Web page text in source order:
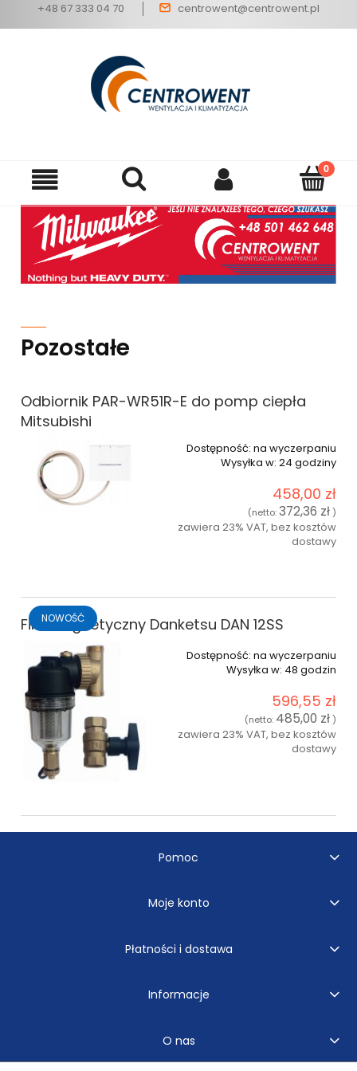
+48 67 333 04 70 centrowent@centrowent.pl
Pozostałe
Odbiornik PAR-WR51R-E do pomp ciepła
Mitsubishi
Dostępność: na wyczerpaniu
Wysyłka w: 24 godziny
458,00 zł
(netto:372,36 zł)
zawiera 23% VAT, bez kosztów
dostawy
Filtr Magnetyczny Danketsu DAN 12SS
Dostępność: na wyczerpaniu
Wysyłka w: 48 godzin
596,55 zł
(netto: 485,00 zł)
zawiera 23% VAT, bez kosztów
dostawy
NOWOŚĆ
Pomoc
Moje konto
Płatności i dostawa
Informacje
O nas